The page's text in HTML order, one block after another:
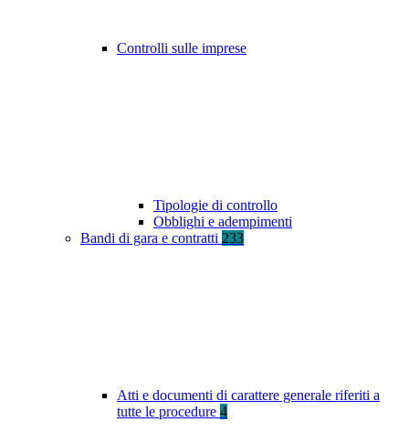
Controlli sulle imprese
Tipologie di controllo
Obblighi e adempimenti
Bandi di gara e contratti 233
Atti e documenti di carattere generale riferiti a
tutte le procedure 4